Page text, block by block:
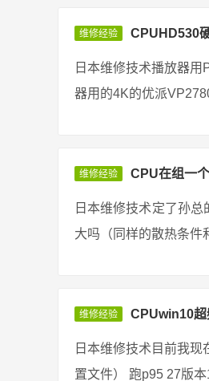
维修经验 CPUHD530
日本维修技术播放器
器用的4K的优派
维修经验 CPU在组一
日本维修技术定了孙
大吗（同样的散热条件
维修经验 CPUwin10
日本维修技术目前我
置文件） 跑p95 27版